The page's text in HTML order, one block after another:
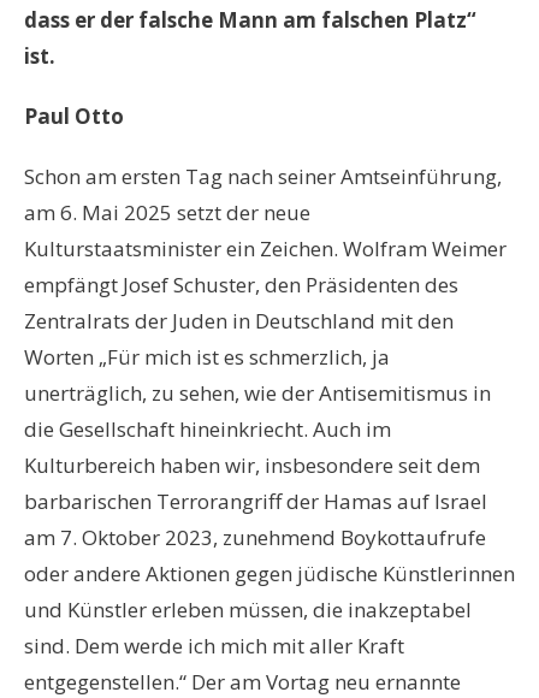
dass er der falsche Mann am falschen Platz“
ist.
Paul Otto
Schon am ersten Tag nach seiner Amtseinführung,
am 6. Mai 2025 setzt der neue
Kulturstaatsminister ein Zeichen. Wolfram Weimer
empfängt Josef Schuster, den Präsidenten des
Zentralrats der Juden in Deutschland mit den
Worten „Für mich ist es schmerzlich, ja
unerträglich, zu sehen, wie der Antisemitismus in
die Gesellschaft hineinkriecht. Auch im
Kulturbereich haben wir, insbesondere seit dem
barbarischen Terrorangriff der Hamas auf Israel
am 7. Oktober 2023, zunehmend Boykottaufrufe
oder andere Aktionen gegen jüdische Künstlerinnen
und Künstler erleben müssen, die inakzeptabel
sind. Dem werde ich mich mit aller Kraft
entgegenstellen.“ Der am Vortag neu ernannte